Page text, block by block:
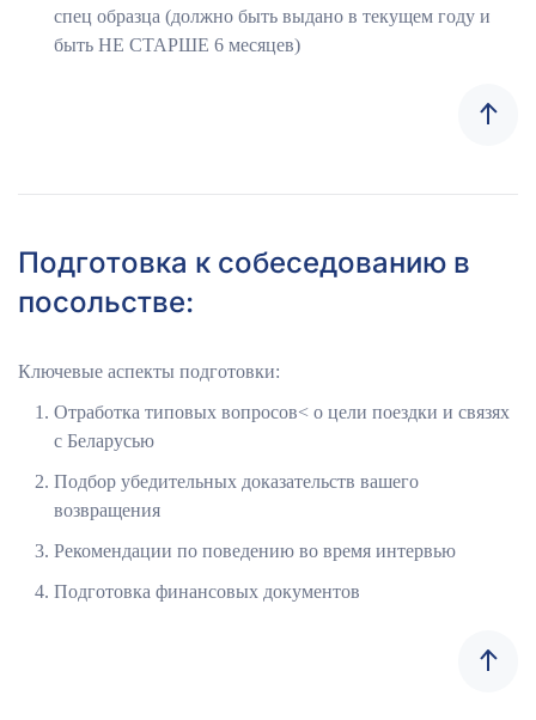
спец образца (должно быть выдано в текущем году и
быть НЕ СТАРШЕ 6 месяцев)
Подготовка к собеседованию в
посольстве:
Ключевые аспекты подготовки:
Отработка типовых вопросов< о цели поездки и связях
с Беларусью
Подбор убедительных доказательств вашего
возвращения
Рекомендации по поведению во время интервью
Подготовка финансовых документов